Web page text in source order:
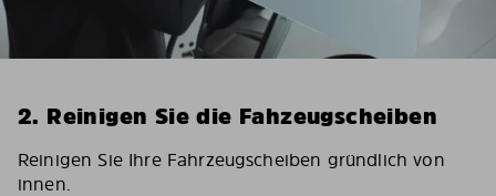
2. Reinigen Sie die Fahzeugscheiben
Reinigen Sie Ihre Fahrzeugscheiben gründlich von
innen.